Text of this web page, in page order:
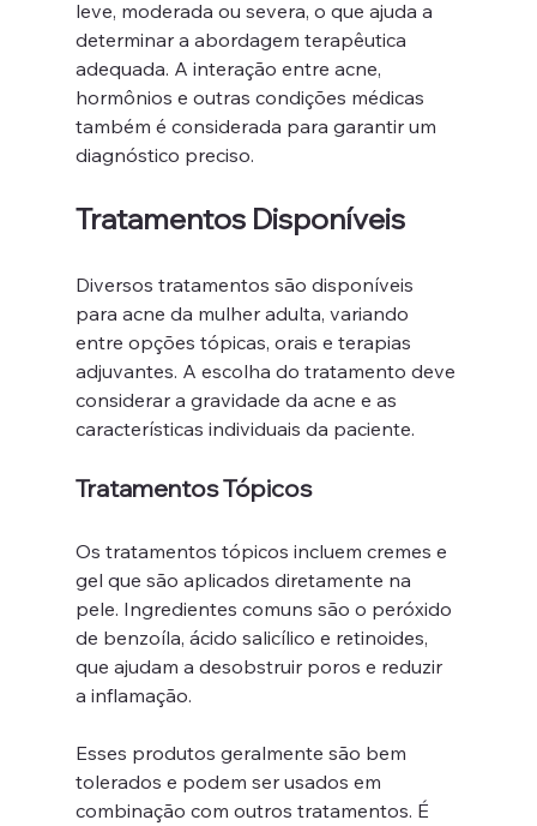
leve, moderada ou severa, o que ajuda a
determinar a abordagem terapêutica
adequada. A interação entre acne,
hormônios e outras condições médicas
também é considerada para garantir um
diagnóstico preciso.
Tratamentos Disponíveis
Diversos tratamentos são disponíveis
para acne da mulher adulta, variando
entre opções tópicas, orais e terapias
adjuvantes. A escolha do tratamento deve
considerar a gravidade da acne e as
características individuais da paciente.
Tratamentos Tópicos
Os tratamentos tópicos incluem cremes e
gel que são aplicados diretamente na
pele. Ingredientes comuns são o peróxido
de benzoíla, ácido salicílico e retinoides,
que ajudam a desobstruir poros e reduzir
a inflamação.
Esses produtos geralmente são bem
tolerados e podem ser usados em
combinação com outros tratamentos. É